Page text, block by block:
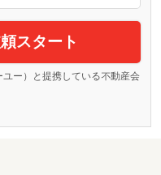
スタート
ー）と提携している不動産会